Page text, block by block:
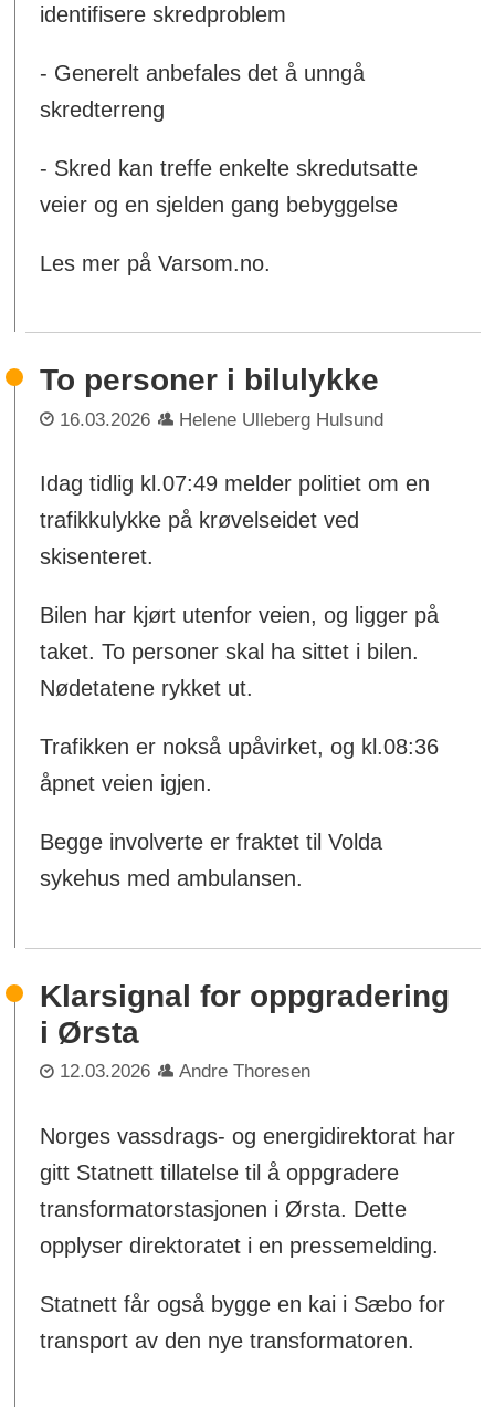
identifisere skredproblem
- Generelt anbefales det å unngå
skredterreng
- Skred kan treffe enkelte skredutsatte
veier og en sjelden gang bebyggelse
Les mer på Varsom.no.
To personer i bilulykke
16.03.2026 Helene Ulleberg Hulsund
Idag tidlig kl.07:49 melder politiet om en
trafikkulykke på krøvelseidet ved
skisenteret.
Bilen har kjørt utenfor veien, og ligger på
taket. To personer skal ha sittet i bilen.
Nødetatene rykket ut.
Trafikken er nokså upåvirket, og kl.08:36
åpnet veien igjen.
Begge involverte er fraktet til Volda
sykehus med ambulansen.
Klarsignal for oppgradering
i Ørsta
12.03.2026 Andre Thoresen
Norges vassdrags- og energidirektorat har
gitt Statnett tillatelse til å oppgradere
transformatorstasjonen i Ørsta. Dette
opplyser direktoratet i en pressemelding.
Statnett får også bygge en kai i Sæbo for
transport av den nye transformatoren.